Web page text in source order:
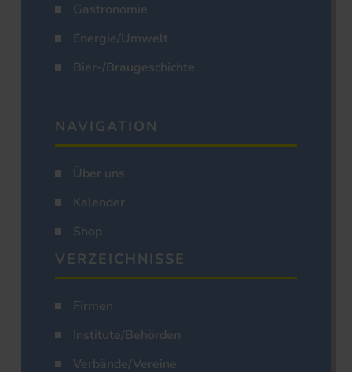
Gastronomie
Energie/Umwelt
Bier-/Braugeschichte
NAVIGATION
Über uns
Kalender
Shop
VERZEICHNISSE
Firmen
Institute/Behörden
Verbände/Vereine